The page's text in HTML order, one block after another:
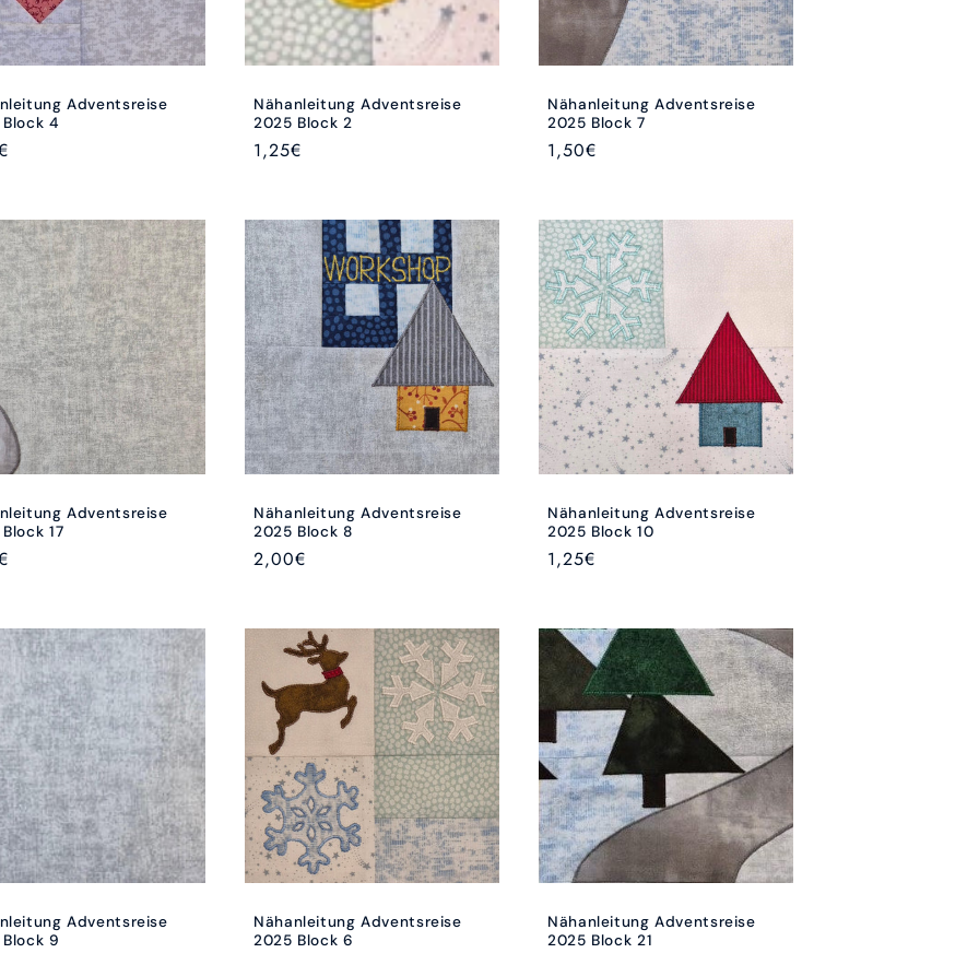
Adventsreise
4
Nähanleitung Adventsreise
2025 Block 2
Normaler
1,25€
Nähanleitung Adventsreise
2025 Block 7
Normaler
1,50€
Adventsreise
17
Nähanleitung Adventsreise
2025 Block 8
Normaler
2,00€
Nähanleitung Adventsreise
2025 Block 10
Normaler
1,25€
Adventsreise
9
Nähanleitung Adventsreise
2025 Block 6
Nähanleitung Adventsreise
2025 Block 21